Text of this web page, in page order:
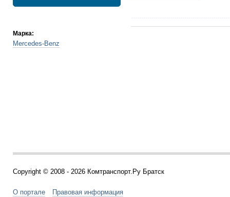
Марка:
Mercedes-Benz
Copyright © 2008 - 2026 Комтранспорт.Ру Братск
О портале Правовая информация